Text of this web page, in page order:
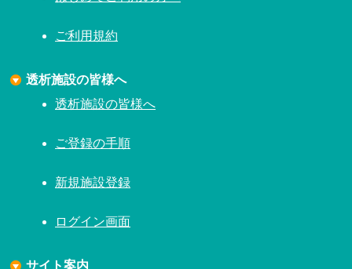
ご利用規約
透析施設の皆様へ
透析施設の皆様へ
ご登録の手順
新規施設登録
ログイン画面
サイト案内